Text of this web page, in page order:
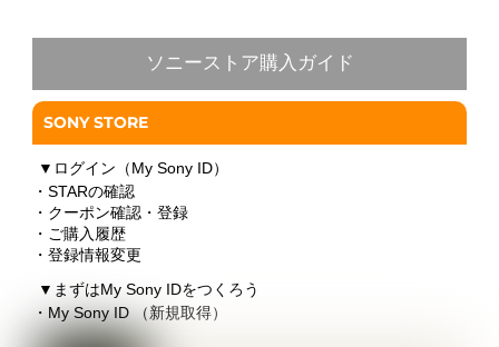
ソニーストア購入ガイド
SONY STORE
▼ ログイン（My Sony ID）
・STARの確認
・クーポン確認・登録
・ご購入履歴
・登録情報変更
▼ まずはMy Sony IDをつくろう
・My Sony ID （新規取得）